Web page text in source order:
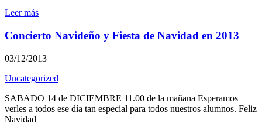
Leer más
Concierto Navideño y Fiesta de Navidad en 2013
03/12/2013
Uncategorized
SABADO 14 de DICIEMBRE 11.00 de la mañana Esperamos
verles a todos ese día tan especial para todos nuestros alumnos. Feliz
Navidad